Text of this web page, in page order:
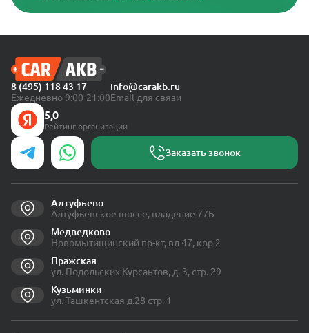
8 (495) 118 43 17
Ежедневно 9:00-21:00
info@carakb.ru
Email для связи
5,0
Рейтинг организации
Заказать звонок
Алтуфьево
Алтуфьевское шоссе, владение 77Б
Медведково
Новомытищинский пр-кт, вл 47, кор 2
Пражская
ул. Подольских Курсантов, д. 3, стр. 29
Кузьминки
ул. Ташкентская д.28 стр. 1